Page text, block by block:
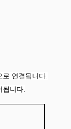
연결됩니다.
니다.